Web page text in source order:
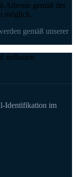
Adresse gemäß der
möglich.
gemäß unserer
aufbauen
Identifikation im